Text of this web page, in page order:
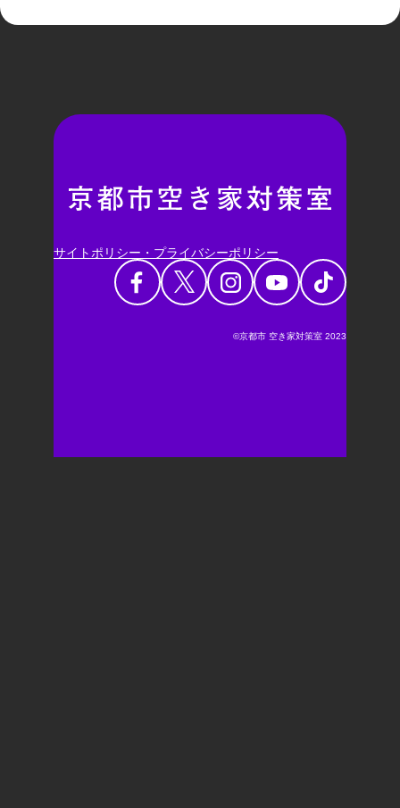
サイトポリシー・プライバシーポリシー
©京都市 空き家対策室 2023